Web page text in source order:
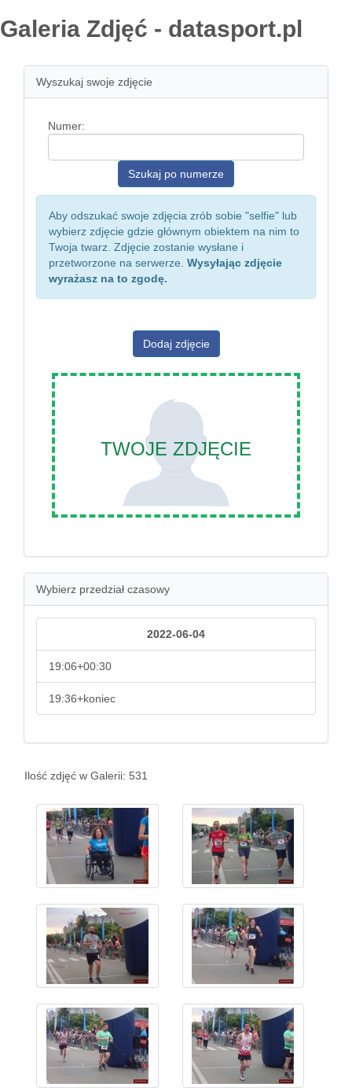
Galeria Zdjęć - datasport.pl
Wyszukaj swoje zdjęcie
Numer:
Aby odszukać swoje zdjęcia zrób sobie "selfie" lub
wybierz zdjęcie gdzie głównym obiektem na nim to
Twoja twarz. Zdjęcie zostanie wysłane i
przetworzone na serwerze. Wysyłając zdjęcie
wyrażasz na to zgodę.
Dodaj zdjęcie
TWOJE ZDJĘCIE
Wybierz przedział czasowy
2022-06-04
19:06+00:30
19:36+koniec
Ilość zdjęć w Galerii: 531